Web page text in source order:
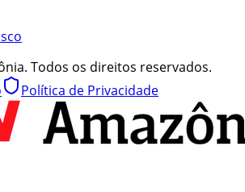
Todos os direitos reservados.
Política de Privacidade